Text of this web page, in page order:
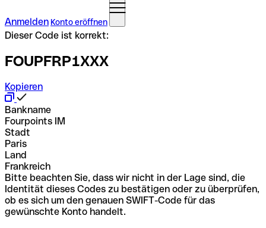
Anmelden Konto eröffnen
Dieser Code ist korrekt:
FOUPFRP1XXX
Kopieren
Bankname
Fourpoints IM
Stadt
Paris
Land
Frankreich
Bitte beachten Sie, dass wir nicht in der Lage sind, die
Identität dieses Codes zu bestätigen oder zu überprüfen,
ob es sich um den genauen SWIFT-Code für das
gewünschte Konto handelt.